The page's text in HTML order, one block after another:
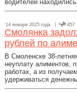
водителей
14 января 2025 года | 457
Смолянка
рублей по
В Смоленске 38-
неуплату алиментов,
работах, а из
удерживаться